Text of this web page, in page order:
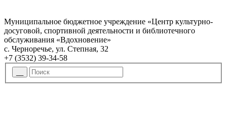
Муниципальное бюджетное учреждение «Центр культурно-
досуговой, спортивной деятельности и библиотечного
обслуживания «Вдохновение»
с. Черноречье, ул. Степная, 32
+7 (3532) 39-34-58